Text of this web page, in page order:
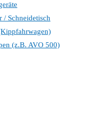
/ Schneidetisch
(z.B. AVO 500)